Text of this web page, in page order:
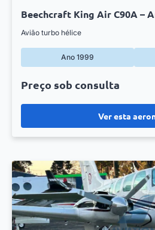
Beechcraft King Air C90A –
Avião turbo hélice
Ano 1999
Ver esta
Preço sob consulta